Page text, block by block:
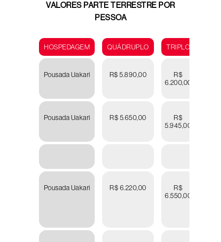
VALORES PARTE TERRESTRE POR
PESSOA
HOSPEDAGEM QUÁDRUPLO TRIPLO
Pousada Uakari R$ 5.890,00
R$
6.200,00
Pousada Uakari R$ 5.650,00
R$
5.945,00
Pousada Uakari R$ 6.220,00
R$
6.550,00